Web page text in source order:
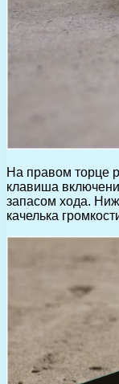
На правом торце
клавиша
запасом хода.
качелька